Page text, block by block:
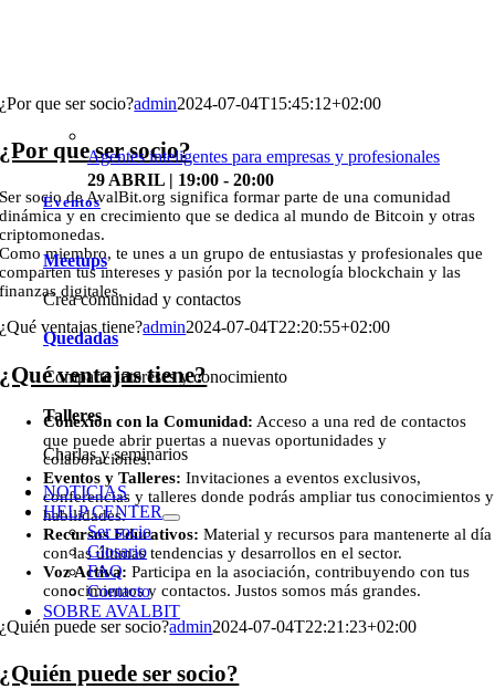
Agentes inteligentes para empresas y profesionales
29 ABRIL | 19:00 - 20:00
Eventos
Meetups
Crea comunidad y contactos
Quedadas
Comparte intereses y conocimiento
Talleres
Charlas y seminarios
NOTICIAS
HELP CENTER
Ser socio
Glosario
FAQ
Contacto
SOBRE AVALBIT
¿Por que ser socio?admin2024-07-04T15:45:12+02:00
¿Por que ser socio?
Ser socio de AvalBit.org significa formar parte de una comunidad
dinámica y en crecimiento que se dedica al mundo de Bitcoin y otras
criptomonedas.
Como miembro, te unes a un grupo de entusiastas y profesionales que
comparten tus intereses y pasión por la tecnología blockchain y las
finanzas digitales.
¿Qué ventajas tiene?admin2024-07-04T22:20:55+02:00
¿Qué ventajas tiene?
Conexión con la Comunidad: Acceso a una red de contactos
que puede abrir puertas a nuevas oportunidades y
colaboraciones.
Eventos y Talleres: Invitaciones a eventos exclusivos,
conferencias y talleres donde podrás ampliar tus conocimientos y
habilidades.
Recursos Educativos: Material y recursos para mantenerte al día
con las últimas tendencias y desarrollos en el sector.
Voz Activa: Participa en la asociación, contribuyendo con tus
conocimientos y contactos. Justos somos más grandes.
¿Quién puede ser socio?admin2024-07-04T22:21:23+02:00
¿Quién puede ser socio?